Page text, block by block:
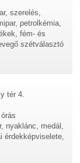
szerelés,
petrolkémia,
fém- és
szétválasztó
tér 4.
nyaklánc, medál,
érdekképviselete,